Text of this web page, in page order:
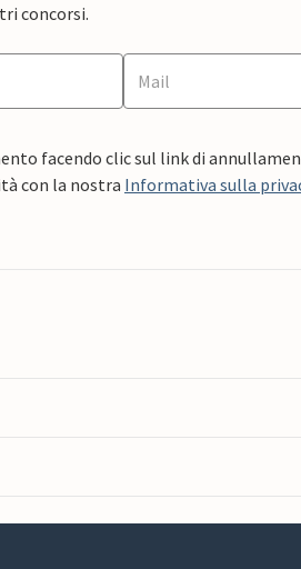
concorsi.
facendo clic sul link di
con la nostra Informativa sulla